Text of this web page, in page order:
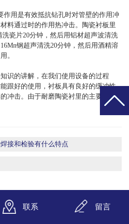
用是有效抵抗钻孔时对管壁的作用冲
料通过时的作用热冲击。陶瓷衬板里
瓷片20分钟，然后用铝材超声波清洗
钢超声清洗20分钟，然后用酒精溶
。
的讲解，在我们使用设备的过程
跟好的使用，衬板具有良好的缓冲性
冲击。由于耐磨陶瓷衬里的主要原料
接和检验有什么特点
联系 留言